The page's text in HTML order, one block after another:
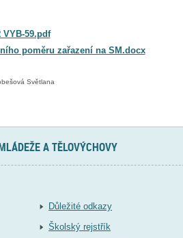
59.pdf
poměru zařazení na SM.docx
Světlana
A TĚLOVÝCHOVY
Důležité odkazy
Školský rejstřík